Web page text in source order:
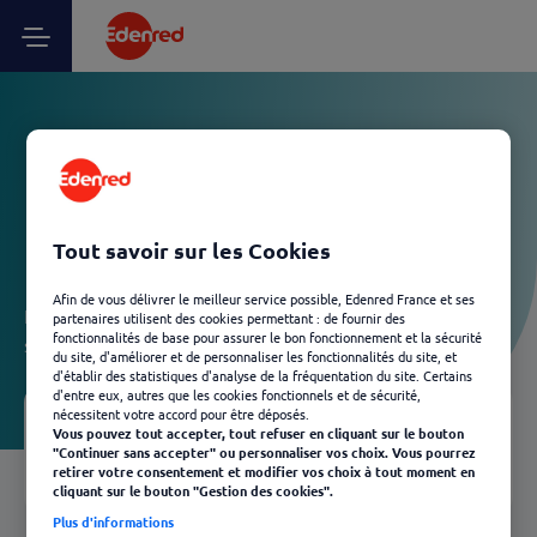
Vos questions Partenaire
marchand Ticket CESU -
Echanges / remboursement
Laissez-vous guider et découvrez, en quelques clics, les
solutions Edenred les plus adaptées à votre besoin.
03 Votre FAQ
Retour
Tout savoir sur les Cookies
Afin de vous délivrer le meilleur service possible, Edenred France et ses
partenaires utilisent des cookies permettant : de fournir des
fonctionnalités de base pour assurer le bon fonctionnement et la sécurité
du site, d'améliorer et de personnaliser les fonctionnalités du site, et
d'établir des statistiques d'analyse de la fréquentation du site. Certains
d'entre eux, autres que les cookies fonctionnels et de sécurité,
nécessitent votre accord pour être déposés.
Vous pouvez tout accepter, tout refuser en cliquant sur le bouton
"Continuer sans accepter" ou personnaliser vos choix. Vous pourrez
retirer votre consentement et modifier vos choix à tout moment en
cliquant sur le bouton "Gestion des cookies".
Plus d'informations